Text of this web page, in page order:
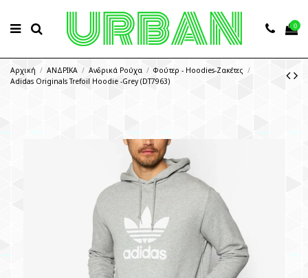
0
Αρχική ΑΝΔΡΙΚΑ Ανδρικά Ρούχα
Φούτερ - Hoodies-Ζακέτες
Adidas Originals Trefoil Hoodie -Grey (DT7963)